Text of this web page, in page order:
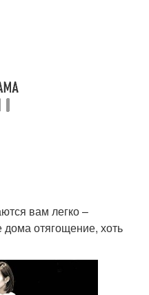
вам легко –
дома отягощение, хоть